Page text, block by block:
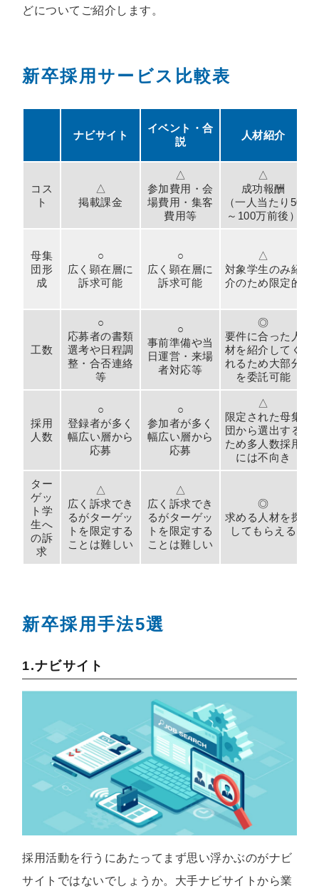
どについてご紹介します。
新卒採用サービス比較表
ナビサイト
イベント・合
説
人材紹介
コス
ト
△
掲載課金
△
参加費用・会
場費用・集客
費用等
△
成功報酬
（一人当たり50
～100万前後）
母集
団形
成
○
広く顕在層に
訴求可能
○
広く顕在層に
訴求可能
△
対象学生のみ紹
介のため限定的
工数
○
応募者の書類
選考や日程調
整・合否連絡
等
○
事前準備や当
日運営・来場
者対応等
◎
要件に合った人
材を紹介してく
れるため大部分
を委託可能
採用
人数
○
登録者が多く
幅広い層から
応募
○
参加者が多く
幅広い層から
応募
△
限定された母集
団から選出する
ため多人数採用
には不向き
ター
ゲッ
ト学
生へ
の訴
求
△
広く訴求でき
るがターゲッ
トを限定する
ことは難しい
△
広く訴求でき
るがターゲッ
トを限定する
ことは難しい
◎
求める人材を探
してもらえる
新卒採用手法5選
1.ナビサイト
採用活動を行うにあたってまず思い浮かぶのがナビ
サイトではないでしょうか。大手ナビサイトから業